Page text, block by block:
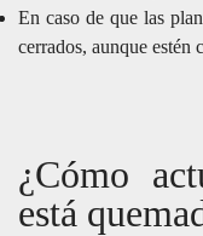
En caso de que las
cerrados, aunque estén
¿Cómo
está